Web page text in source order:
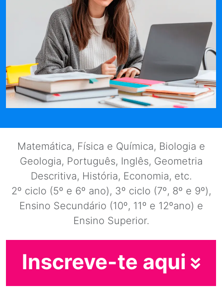
Matemática, Física e Química, Biologia e
Geologia, Português, Inglês, Geometria
Descritiva, História, Economia, etc.
2º ciclo (5º e 6º ano), 3º ciclo (7º, 8º e 9º),
Ensino Secundário (10º, 11º e 12ºano) e
Ensino Superior.
Inscreve-te aqui